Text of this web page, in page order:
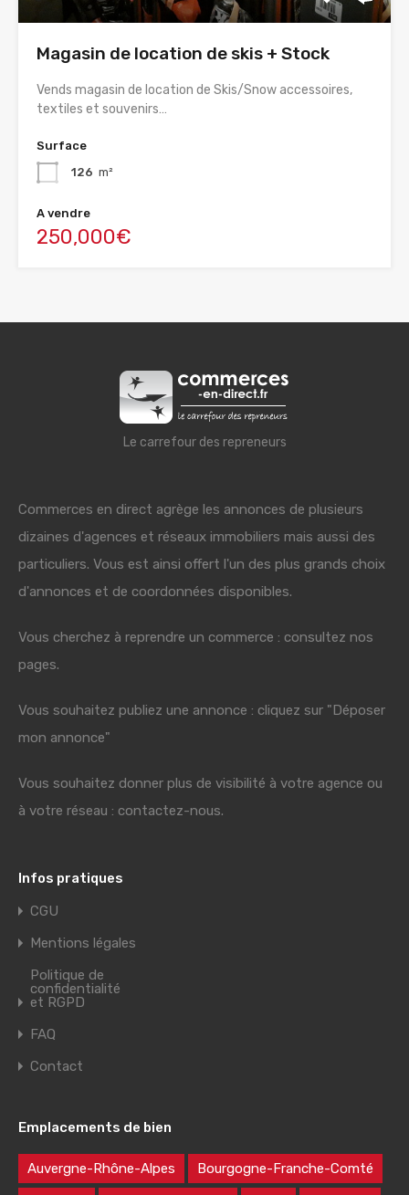
Magasin de location de skis + Stock
Vends magasin de location de Skis/Snow accessoires,
textiles et souvenirs…
Surface
126 m²
A vendre
250,000€
Le carrefour des repreneurs
Commerces en direct agrège les annonces de plusieurs
dizaines d'agences et réseaux immobiliers mais aussi des
particuliers. Vous est ainsi offert l'un des plus grands choix
d'annonces et de coordonnées disponibles.
Vous cherchez à reprendre un commerce : consultez nos
pages.
Vous souhaitez publiez une annonce : cliquez sur "Déposer
mon annonce"
Vous souhaitez donner plus de visibilité à votre agence ou
à votre réseau : contactez-nous.
Infos pratiques
CGU
Mentions légales
Politique de
confidentialité
et RGPD
FAQ
Contact
Emplacements de bien
Auvergne-Rhône-Alpes Bourgogne-Franche-Comté